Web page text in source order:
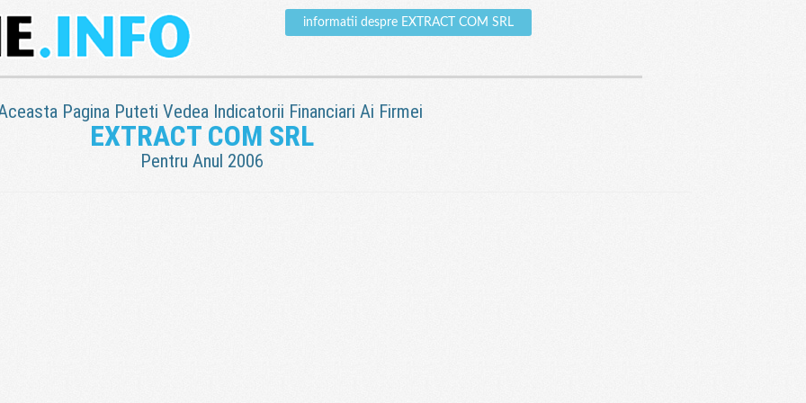
informatii despre EXTRACT COM SRL
Pagina Puteti Vedea Indicatorii Financiari Ai Firmei
EXTRACT COM SRL
Pentru Anul 2006